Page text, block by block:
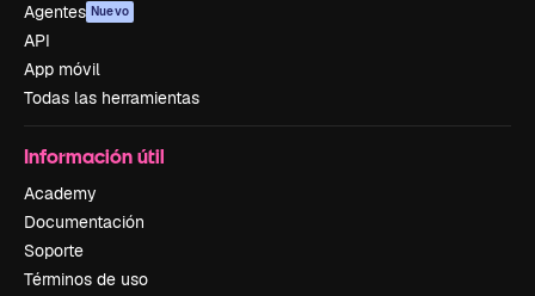
Agentes Nuevo
API
App móvil
Todas las herramientas
Información útil
Academy
Documentación
Soporte
Términos de uso